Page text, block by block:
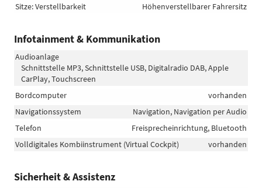
Sitze: Verstellbarkeit
Höhenverstellbarer Fahrersitz
Infotainment & Kommunikation
Audioanlage
Schnittstelle MP3, Schnittstelle USB, Digitalradio DAB, Apple
CarPlay, Touchscreen
Bordcomputer
vorhanden
Navigationssystem
Navigation, Navigation per Audio
Telefon
Freisprecheinrichtung, Bluetooth
Volldigitales Kombiinstrument (Virtual Cockpit)
vorhanden
Sicherheit & Assistenz